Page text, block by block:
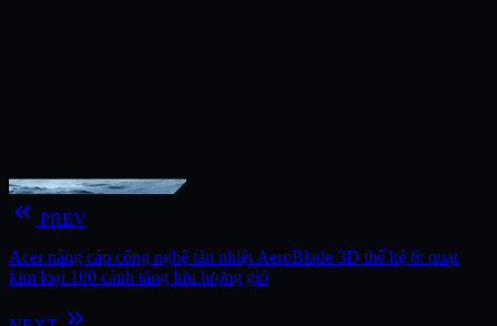
keyboard_double_arrow_left PREV
Acer nâng cấp công nghệ tản nhiệt AeroBlade 3D thế hệ 6: quạt
kim loại 100 cánh tăng lưu lượng gió
keyboard_double_arrow_right